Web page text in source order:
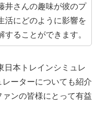
井さんの趣味が彼のプ
活にどのように影響を
ることができます。
日本トレインシミュレ
ーターについても紹介
ンの皆様にとって有益